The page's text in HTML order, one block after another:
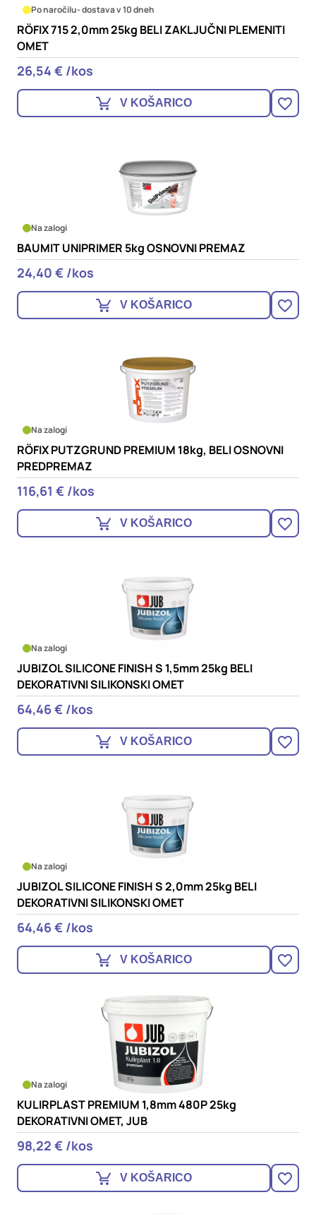
Po naročilu- dostava v 10 dneh
RÖFIX 715 2,0mm 25kg BELI ZAKLJUČNI PLEMENITI
OMET
26,54 € /kos
V KOŠARICO
Na zalogi
BAUMIT UNIPRIMER 5kg OSNOVNI PREMAZ
24,40 € /kos
V KOŠARICO
Na zalogi
RÖFIX PUTZGRUND PREMIUM 18kg, BELI OSNOVNI
PREDPREMAZ
116,61 € /kos
V KOŠARICO
Na zalogi
JUBIZOL SILICONE FINISH S 1,5mm 25kg BELI
DEKORATIVNI SILIKONSKI OMET
64,46 € /kos
V KOŠARICO
Na zalogi
JUBIZOL SILICONE FINISH S 2,0mm 25kg BELI
DEKORATIVNI SILIKONSKI OMET
64,46 € /kos
V KOŠARICO
Na zalogi
KULIRPLAST PREMIUM 1,8mm 480P 25kg
DEKORATIVNI OMET, JUB
98,22 € /kos
V KOŠARICO